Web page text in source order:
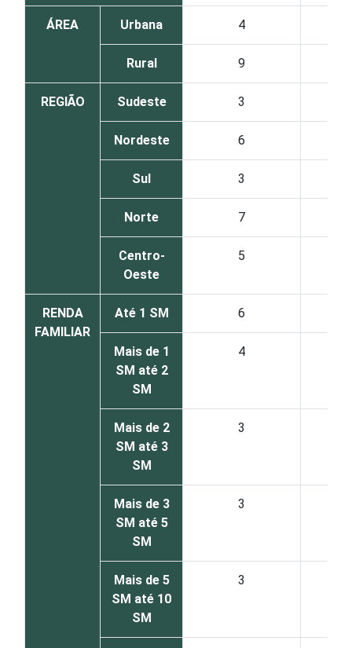
ÁREA Urbana 4
Rural 9
REGIÃO Sudeste 3
Nordeste 6
Sul 3
Norte 7
Centro-
Oeste
5
RENDA
FAMILIAR
Até 1 SM 6
Mais de 1
SM até 2
SM
4
Mais de 2
SM até 3
SM
3
Mais de 3
SM até 5
SM
3
Mais de 5
SM até 10
SM
3